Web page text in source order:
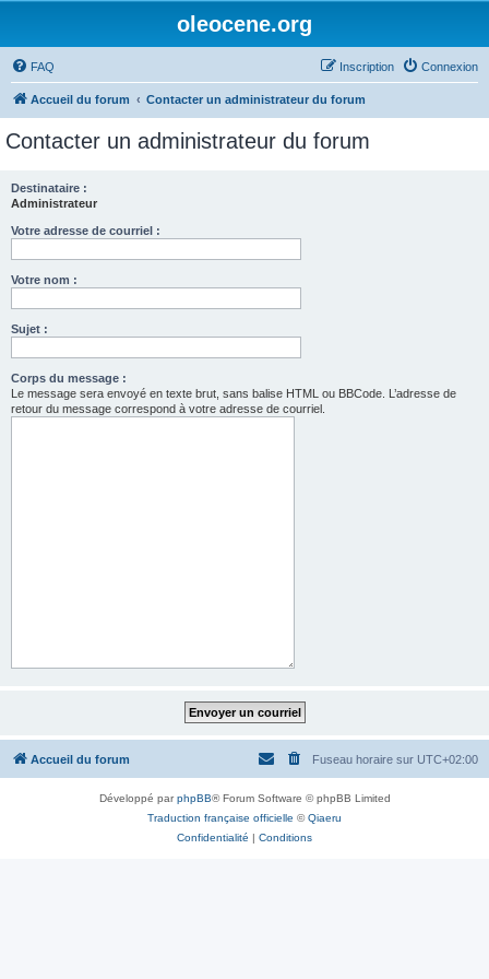
oleocene.org
FAQ Connexion
Inscription
Accueil du forum Contacter un administrateur du forum
Contacter un administrateur du forum
Destinataire :
Administrateur
Votre adresse de courriel :
Votre nom :
Sujet :
Corps du message :
Le message sera envoyé en texte brut, sans balise HTML ou BBCode. L’adresse de
retour du message correspond à votre adresse de courriel.
Accueil du forum Fuseau horaire sur UTC+02:00
Développé parphpBB® Forum Software © phpBB Limited
Traduction française officielle ©Qiaeru
Confidentialité | Conditions